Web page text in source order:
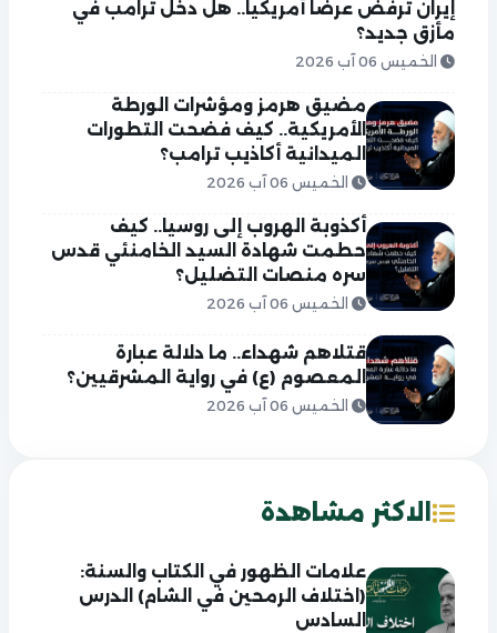
إيران ترفض عرضاً أمريكياً.. هل دخل ترامب في
مأزق جديد؟
الخميس 06 آب 2026
مضيق هرمز ومؤشرات الورطة
الأمريكية.. كيف فضحت التطورات
الميدانية أكاذيب ترامب؟
الخميس 06 آب 2026
أكذوبة الهروب إلى روسيا.. كيف
حطمت شهادة السيد الخامنئي قدس
سره منصات التضليل؟
الخميس 06 آب 2026
قتلاهم شهداء.. ما دلالة عبارة
المعصوم (ع) في رواية المشرقيين؟
الخميس 06 آب 2026
الاكثر مشاهدة
علامات الظهور في الكتاب والسنة:
(اختلاف الرمحين في الشام) الدرس
السادس